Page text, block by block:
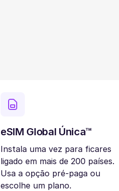
eSIM Global Única™
Instala uma vez para ficares
ligado em mais de 200 países.
Usa a opção pré-paga ou
escolhe um plano.